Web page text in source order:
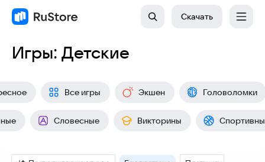
Скачать
Игры: Детские
Все игры Экшен Головоломки
Словесные Викторины